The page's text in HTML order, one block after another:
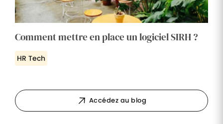
Comment mettre en place un logiciel SIRH ?
HR Tech
Accédez au blog